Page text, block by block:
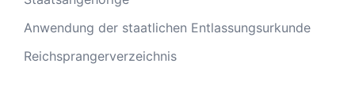
Anwendung der staatlichen Entlassungsurkunde
Reichsprangerverzeichnis